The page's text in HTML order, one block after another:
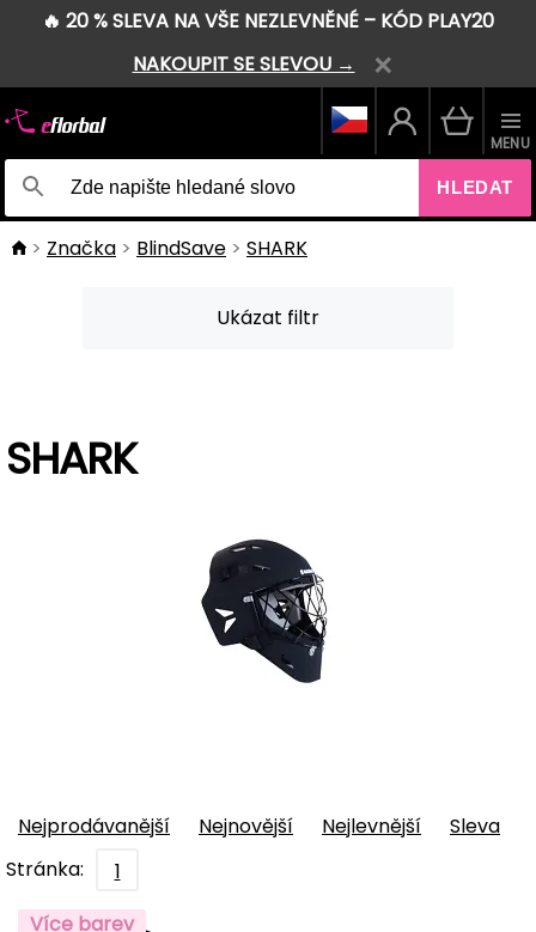
🔥 20 % SLEVA NA VŠE NEZLEVNĚNÉ – KÓD PLAY20
NAKOUPIT SE SLEVOU →
HLEDAT
MENU
Značka BlindSave SHARK
Ukázat filtr
SHARK
Nejprodávanější Nejnovější Nejlevnější
Sleva
Stránka:
1
Více barev